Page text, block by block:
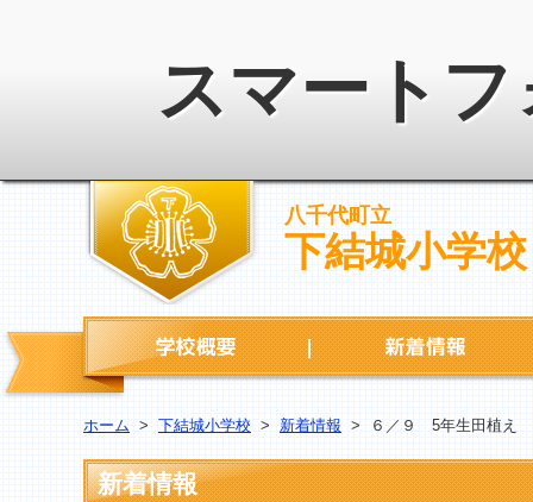
スマート
八千代町立
下結城小学校
学校概要
ホーム > 下結城小学校 > 新着情報 > ６／９ 5年生田植え
新着情報